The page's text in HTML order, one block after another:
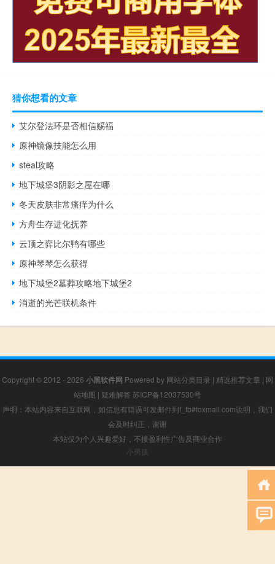
猜你想看的文章
艾尔登法环是否相信赐福
原神镜像技能怎么用
steal攻略
地下城堡3阴影之屋在哪
冬天皮肤非常瘙痒为什么
方舟生存进化抚养
云顶之弈比尔鸭有哪些
原神琴琴怎么获得
地下城堡2墓葬攻略地下城堡2
消逝的光芒联机条件
Copyright © 2012 - 2026 小黑软件网 Powered by 网站分类目录 | 精选推荐文章 | 网
站地图 | 疑难解答 苏ICP备12037530号
声明：本站内容来自互联网，如信息有错误可发邮件到f_fb#foxmail.com说明，我们
会及时纠正，谢谢
本站仅为个人兴趣爱好，不接盈利性广告及商业合作
小男孩